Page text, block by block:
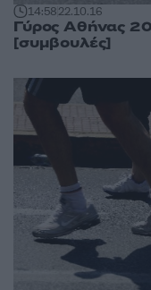
14:5822.10.16
Γύρος Αθήνας
[συμβουλές]